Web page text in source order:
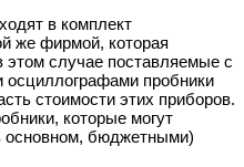
в комплект
же фирмой, которая
случае поставляемые с
пробники
стоимости этих приборов.
которые могут
основном, бюджетными)